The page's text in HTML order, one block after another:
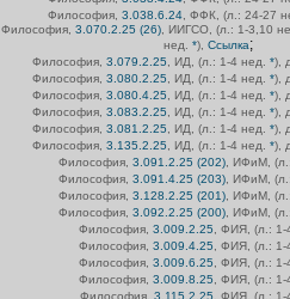
Философия, 3.038.6.24 , ФФК, (л.: 24-27
Философия, 3.070.2.25 (26) , ИИГСО, (л.: 1-3,10
нед.*),Ссылка;
Философия,3.079.2.25 , ИД, (л.: 1-4 нед.*),
Философия,3.080.2.25 , ИД, (л.: 1-4 нед.*),
Философия,3.080.4.25 , ИД, (л.: 1-4 нед.*),
Философия,3.083.2.25 , ИД, (л.: 1-4 нед.*),
Философия,3.081.2.25 , ИД, (л.: 1-4 нед.*),
Философия,3.135.2.25 , ИД, (л.: 1-4 нед.*),
Философия,3.091.2.25 (202) , ИФиМ,
Философия,3.091.4.25 (203) , ИФиМ,
Философия,3.128.2.25 (201) , ИФиМ,
Философия,3.092.2.25 (200) , ИФиМ,
Философия,3.009.2.25
, ФИЯ, (л.:
Философия,3.009.4.25
, ФИЯ, (л.:
Философия,3.009.6.25
, ФИЯ, (л.:
Философия,3.009.8.25
, ФИЯ, (л.:
Философия, 3.115.2.25 , ФИЯ, (л.: